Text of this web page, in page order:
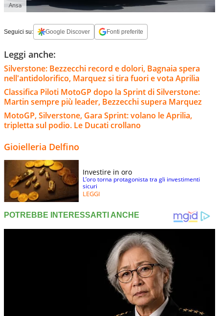
Ansa
Seguici su: Google Discover Fonti preferite
Leggi anche:
Silverstone: Bezzecchi record e dolori, Bagnaia spera
nell'antidolorifico, Marquez si tira fuori e vota Aprilia
Classifica Piloti MotoGP dopo la Sprint di Silverstone:
Martin sempre più leader, Bezzecchi supera Marquez
MotoGP, Silverstone, Gara Sprint: volano le Aprilia,
tripletta sul podio. Le Ducati crollano
Gioielleria Delfino
Investire in oro
L’oro torna protagonista tra gli investimenti
sicuri
LEGGI